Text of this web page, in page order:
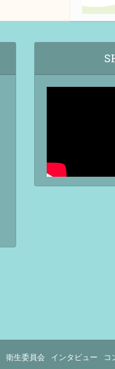
衛生委員会 インタビュー コ